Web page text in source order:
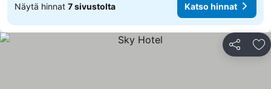
Näytä hinnat 7 sivustolta Katso hinnat
Jaa